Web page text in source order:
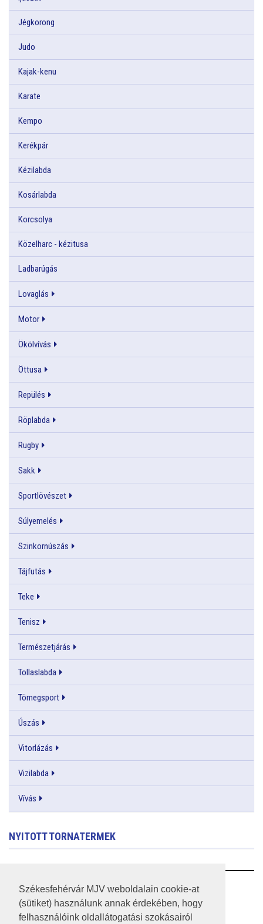
Székesfehérvár MJV weboldalain cookie-at
(sütiket) használunk annak érdekében, hogy
felhasználóink oldallátogatási szokásairól
Jégkorong
Judo
Kajak-kenu
Karate
Kempo
Kerékpár
Kézilabda
Kosárlabda
Korcsolya
Közelharc - kézitusa
Ladbarúgás
Lovaglás
Motor
Ökölvívás
Öttusa
Repülés
Röplabda
Rugby
Sakk
Sportlövészet
Súlyemelés
Szinkornúszás
Tájfutás
Teke
Tenisz
Természetjárás
Tollaslabda
Tömegsport
Úszás
Vitorlázás
Vizilabda
Vívás
NYITOTT TORNATERMEK
RSS
A HONLAP 2017.03.31-I ÁLLAPOTA